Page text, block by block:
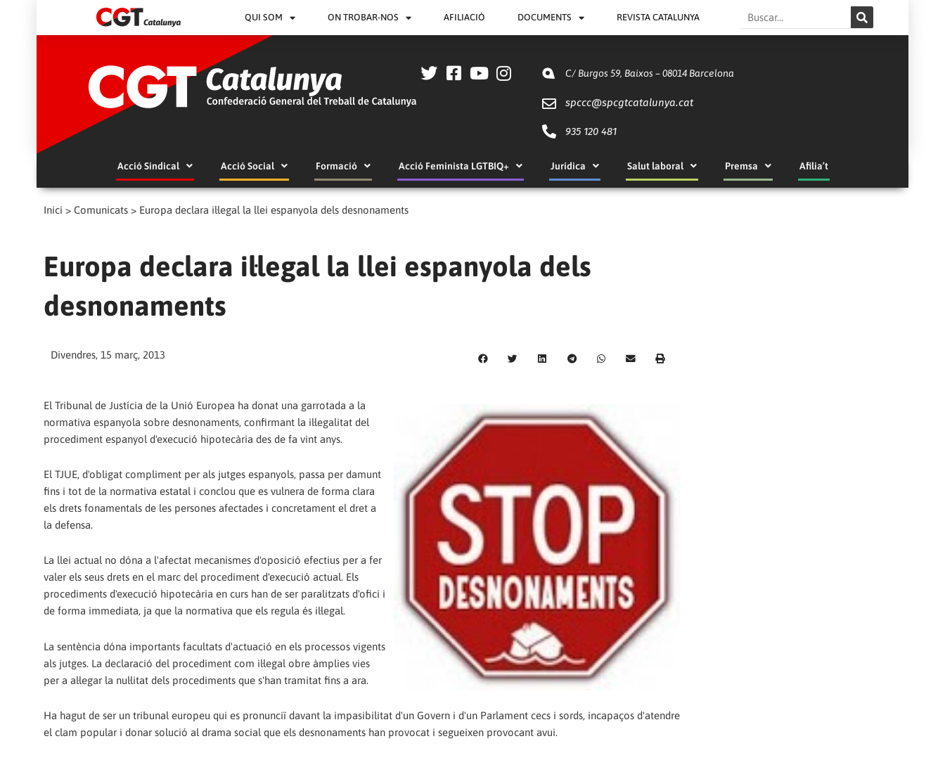
QUI SOM ON TROBAR-NOS AFILIACIÓ DOCUMENTS REVISTA CATALUNYA Search
C/ Burgos 59, Baixos – 08014 Barcelona
spccc@spcgtcatalunya.cat
935 120 481
Acció Sindical Acció Social Formació Acció Feminista LGTBIQ+ Jurídica Salut laboral Premsa Afilia’t
Inici > Comunicats > Europa declara il·legal la llei espanyola dels desnonaments
Europa declara il·legal la llei espanyola dels
desnonaments
Divendres, 15 març, 2013
El Tribunal de Justícia de la Unió Europea ha donat una garrotada a la
normativa espanyola sobre desnonaments, confirmant la il·legalitat del
procediment espanyol d'execució hipotecària des de fa vint anys.
El TJUE, d'obligat compliment per als jutges espanyols, passa per damunt
fins i tot de la normativa estatal i conclou que es vulnera de forma clara
els drets fonamentals de les persones afectades i concretament el dret a
la defensa.
La llei actual no dóna a l'afectat mecanismes d'oposició efectius per a fer
valer els seus drets en el marc del procediment d'execució actual. Els
procediments d'execució hipotecària en curs han de ser paralitzats d'ofici i
de forma immediata, ja que la normativa que els regula és il·legal.
La sentència dóna importants facultats d'actuació en els processos vigents
als jutges. La declaració del procediment com il·legal obre àmplies vies
per a al·legar la nul·litat dels procediments que s'han tramitat fins a ara.
Ha hagut de ser un tribunal europeu qui es pronunciï davant la impasibilitat d'un Govern i d'un Parlament cecs i sords, incapaços d'atendre
el clam popular i donar solució al drama social que els desnonaments han provocat i segueixen provocant avui.